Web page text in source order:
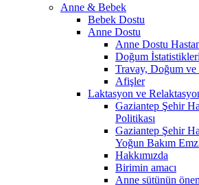
Anne & Bebek
Bebek Dostu
Anne Dostu
Anne Dostu
Doğum
Travay, Doğum
Afişler
Laktasyon ve
Gaziantep Şehir
Politikası
Gaziantep Şehir
Yoğun Bakım
Hakkımızda
Birimin amacı
Anne sütünün